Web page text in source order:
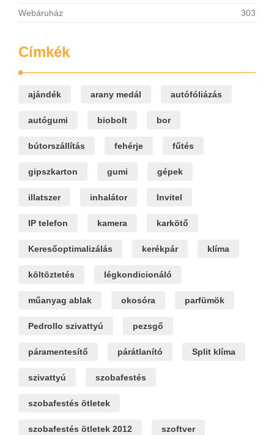
Webáruház
303
Címkék
ajándék arany medál autófóliázás
autógumi biobolt bor
bútorszállítás fehérje fűtés
gipszkarton gumi gépek
illatszer inhalátor Invitel
IP telefon kamera karkötő
Keresőoptimalizálás kerékpár klíma
költöztetés légkondicionáló
műanyag ablak okosóra parfümök
Pedrollo szivattyú pezsgő
páramentesítő párátlanító Split klíma
szivattyú szobafestés
szobafestés ötletek
szobafestés ötletek 2012 szoftver